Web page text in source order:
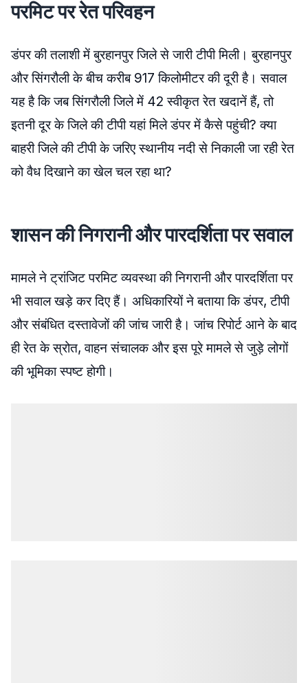
परमिट पर रेत परिवहन
डंपर की तलाशी में बुरहानपुर जिले से जारी टीपी मिली। बुरहानपुर
और सिंगरौली के बीच करीब 917 किलोमीटर की दूरी है। सवाल
यह है कि जब सिंगरौली जिले में 42 स्वीकृत रेत खदानें हैं, तो
इतनी दूर के जिले की टीपी यहां मिले डंपर में कैसे पहुंची? क्या
बाहरी जिले की टीपी के जरिए स्थानीय नदी से निकाली जा रही रेत
को वैध दिखाने का खेल चल रहा था?
शासन की निगरानी और पारदर्शिता पर सवाल
मामले ने ट्रांजिट परमिट व्यवस्था की निगरानी और पारदर्शिता पर
भी सवाल खड़े कर दिए हैं। अधिकारियों ने बताया कि डंपर, टीपी
और संबंधित दस्तावेजों की जांच जारी है। जांच रिपोर्ट आने के बाद
ही रेत के स्रोत, वाहन संचालक और इस पूरे मामले से जुड़े लोगों
की भूमिका स्पष्ट होगी।